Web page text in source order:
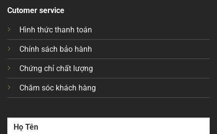
Cutomer service
Hình thức thanh toán
Chính sách bảo hành
Chứng chỉ chất lượng
Chăm sóc khách hàng